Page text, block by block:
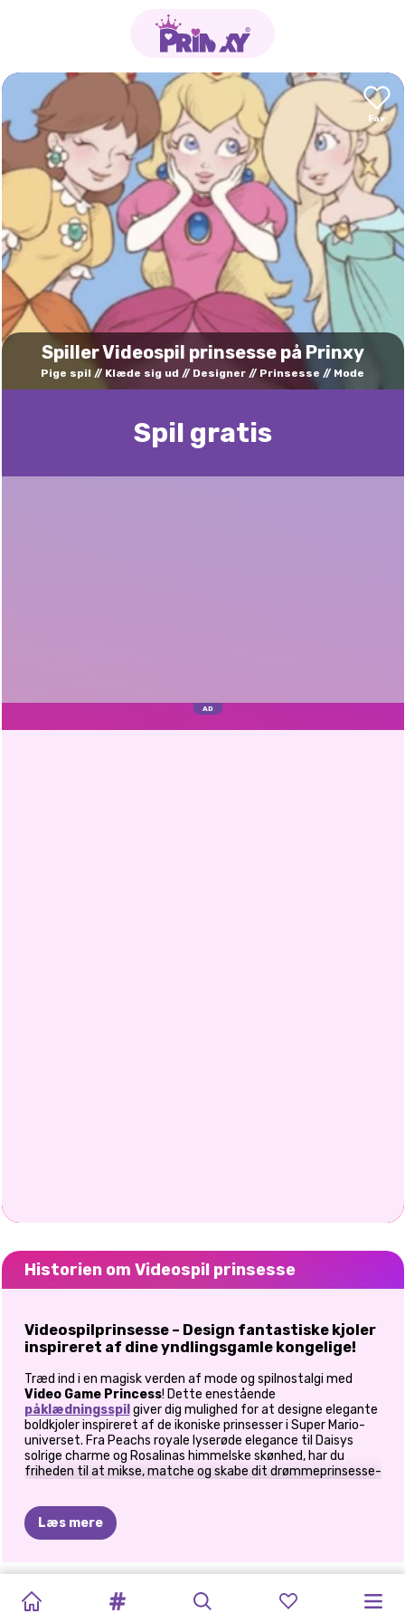
Spiller Videospil prinsesse på Prinxy
Pige spil Klæde sig ud Designer Prinsesse Mode
Spil gratis
Historien om Videospil prinsesse
Videospilprinsesse – Design fantastiske kjoler
inspireret af dine yndlingsgamle kongelige!
Træd ind i en magisk verden af mode og spilnostalgi med
Video Game Princess! Dette enestående
påklædningsspil giver dig mulighed for at designe elegante
boldkjoler inspireret af de ikoniske prinsesser i Super Mario-
universet. Fra Peachs royale lyserøde elegance til Daisys
solrige charme og Rosalinas himmelske skønhed, har du
friheden til at mikse, matche og skabe dit drømmeprinsesse-
Trin 1: Tilpas den perfekte prinsessekjole
Bodice Styles– Gå efter et klassisk, kongeligt eller
moderne look!
Læs mere
VINTERSKØJTETØJHJEMLAND
VALENTINS
PRINCESS
ANTI-
RUSSISK
BYDER
PRINSESSE
TIL
PRINSESSER
PRINCESS
FIRST
PRINSESSER
PRINSESSER